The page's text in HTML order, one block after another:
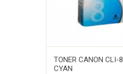
TONER CANON CLI-8
CYAN